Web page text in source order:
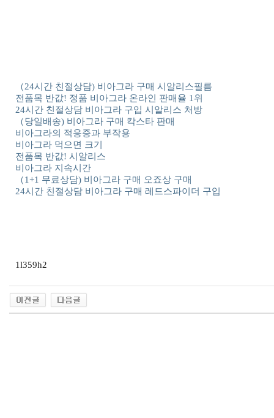
（24시간 친절상담) 비아그라 구매 시알리스필름
전품목 반값! 정품 비아그라 온라인 판매율 1위
24시간 친절상담 비아그라 구입 시알리스 처방
（당일배송) 비아그라 구매 칵스타 판매
비아그라의 적응증과 부작용
비아그라 먹으면 크기
전품목 반값! 시알리스
비아그라 지속시간
（1+1 무료상담) 비아그라 구매 오죠상 구매
24시간 친절상담 비아그라 구매 레드스파이더 구입
1l359h2